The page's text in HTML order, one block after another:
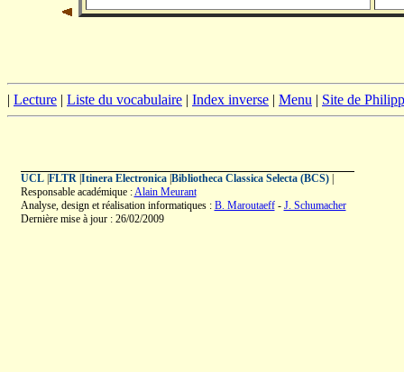
| Lecture | Liste du vocabulaire | Index inverse | Menu | Site de
UCL| FLTR| Itinera Electronica| Bibliotheca Classica Selecta (BCS)|
Responsable académique :Alain Meurant
Analyse, design et réalisation informatiques : B. Maroutaeff- J. Schumacher
Dernière mise à jour : 26/02/2009